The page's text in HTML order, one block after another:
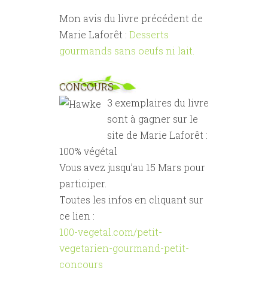
Mon avis du livre précédent de
Marie Laforêt : Desserts
gourmands sans oeufs ni lait.
CONCOURS
3 exemplaires du livre
sont à gagner sur le
site de Marie Laforêt :
100% végétal
Vous avez jusqu’au 15 Mars pour
participer.
Toutes les infos en cliquant sur
ce lien :
100-vegetal.com/petit-
vegetarien-gourmand-petit-
concours